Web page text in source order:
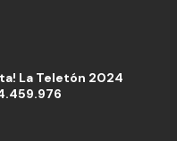
La Teletón 2024